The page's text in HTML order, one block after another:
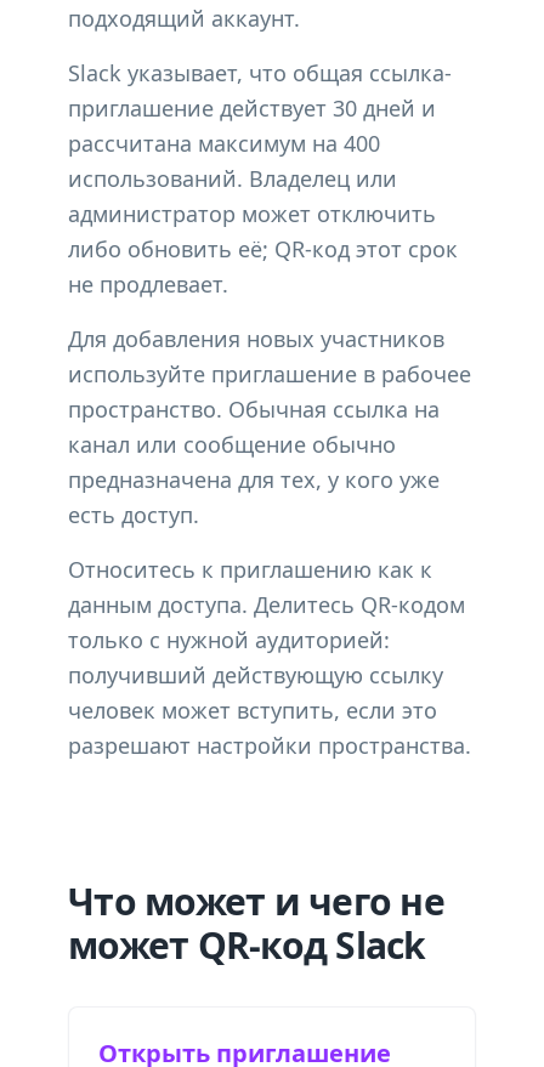
подходящий аккаунт.
Slack указывает, что общая ссылка-
приглашение действует 30 дней и
рассчитана максимум на 400
использований. Владелец или
администратор может отключить
либо обновить её; QR-код этот срок
не продлевает.
Для добавления новых участников
используйте приглашение в рабочее
пространство. Обычная ссылка на
канал или сообщение обычно
предназначена для тех, у кого уже
есть доступ.
Относитесь к приглашению как к
данным доступа. Делитесь QR-кодом
только с нужной аудиторией:
получивший действующую ссылку
человек может вступить, если это
разрешают настройки пространства.
Что может и чего не
может QR-код Slack
Открыть приглашение